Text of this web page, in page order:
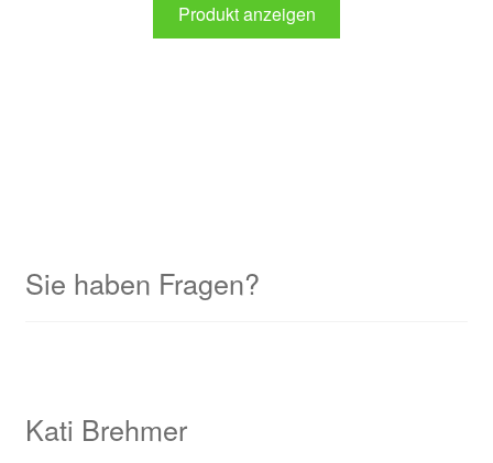
Produkt anzeigen
Sie haben Fragen?
Kati Brehmer